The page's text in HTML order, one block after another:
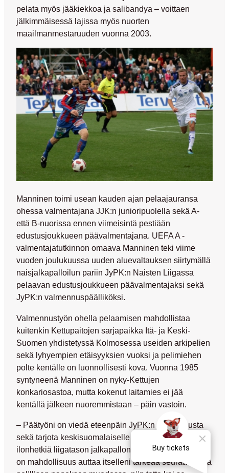
pelata myös jääkiekkoa ja salibandya – voittaen
jälkimmäisessä lajissa myös nuorten
maailmanmestaruuden vuonna 2003.
Manninen toimi usean kauden ajan pelaajauransa
ohessa valmentajana JJK:n junioripuolella sekä A-
että B-nuorissa ennen viimeisintä pestiään
edustusjoukkueen päävalmentajana. UEFA A -
valmentajatutkinnon omaava Manninen teki viime
vuoden joulukuussa uuden aluevaltauksen siirtymällä
naisjalkapalloilun pariin JyPK:n Naisten Liigassa
pelaavan edustusjoukkueen päävalmentajaksi sekä
JyPK:n valmennuspäälliköksi.
Valmennustyön ohella pelaamisen mahdollistaa
kuitenkin Kettupaitojen sarjapaikka Itä- ja Keski-
Suomen yhdistetyssä Kolmosessa useiden arkipelien
sekä lyhyempien etäisyyksien vuoksi ja pelimiehen
polte kentälle on luonnollisesti kova. Vuonna 1985
syntyneenä Manninen on nyky-Kettujen
konkariosastoa, mutta kokenut laitamies ei jää
kentällä jälkeen nuoremmistaan – päin vastoin.
– Päätyöni on viedä eteenpäin JyPK:n valmennusta
sekä tarjota keskisuomalaiselle jalkapalloyleisölle
ilonhetkiä liigatason jalkapallon parissa. Kun samalla
on mahdollisuus auttaa itselleni tärkeää seuraa JJK:ta